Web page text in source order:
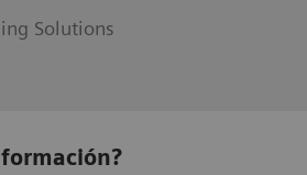
Solutions